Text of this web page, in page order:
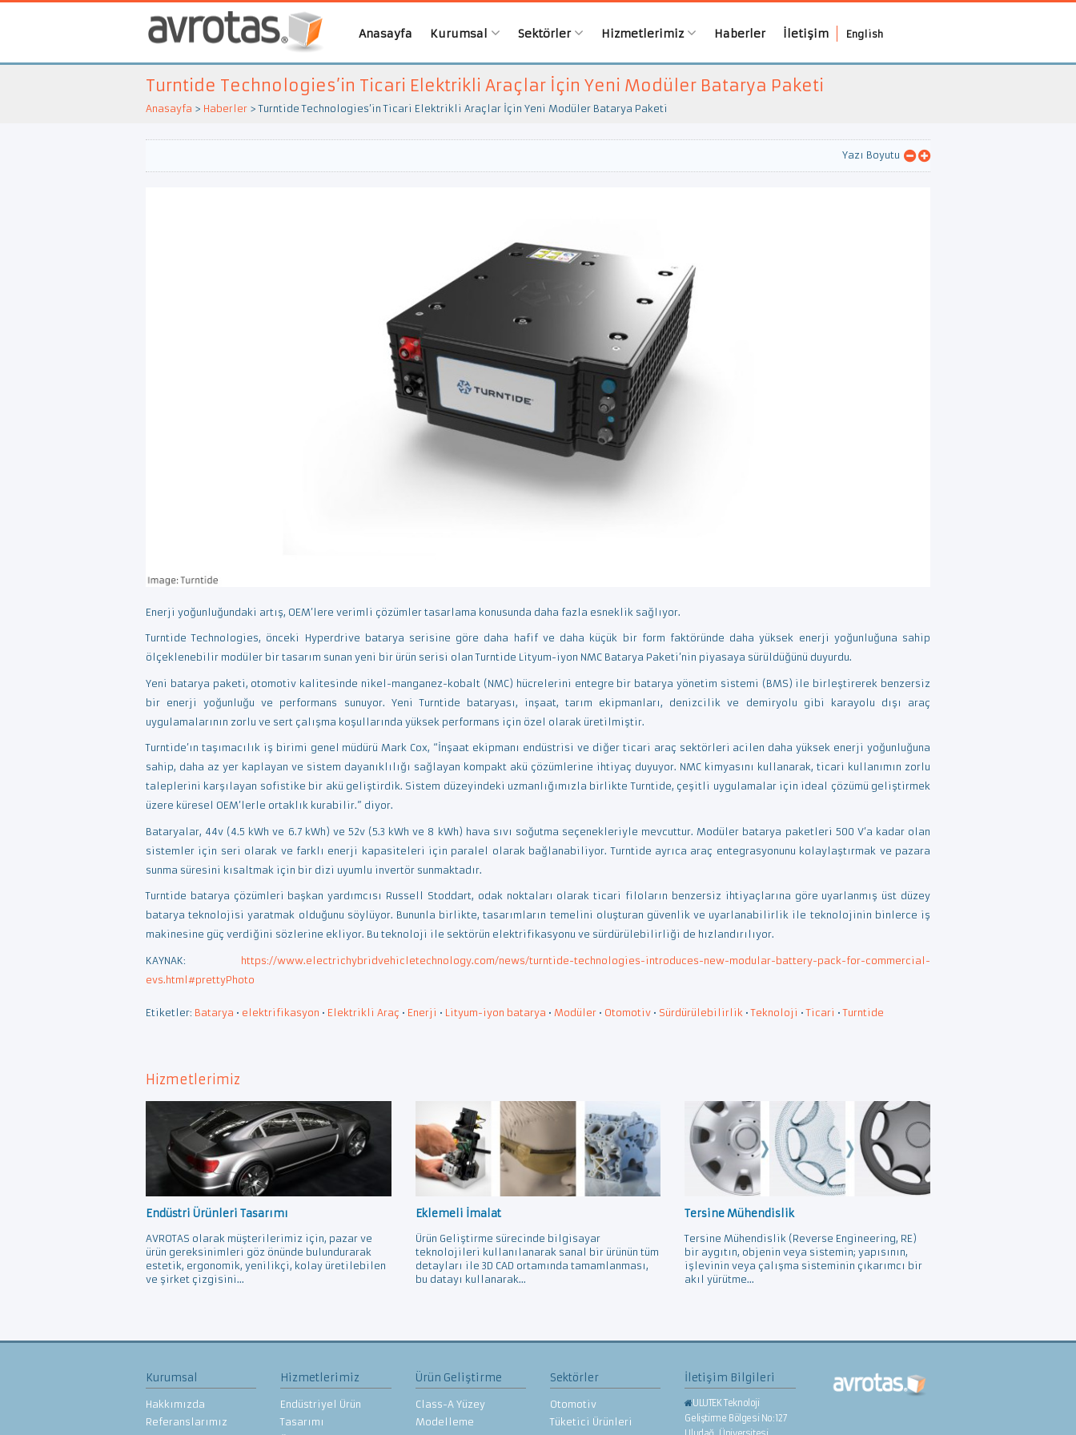
Anasayfa Kurumsal Sektörler Hizmetlerimiz Haberler İletişim English
Turntide Technologies’in Ticari Elektrikli Araçlar İçin Yeni Modüler Batarya Paketi
Anasayfa > Haberler >Turntide Technologies’in Ticari Elektrikli Araçlar İçin Yeni Modüler Batarya Paketi
Yazı Boyutu
Enerji yoğunluğundaki artış, OEM’lere verimli çözümler tasarlama konusunda daha fazla esneklik sağlıyor.
Turntide Technologies, önceki Hyperdrive batarya serisine göre daha hafif ve daha küçük bir form faktöründe daha yüksek enerji yoğunluğuna sahip
ölçeklenebilir modüler bir tasarım sunan yeni bir ürün serisi olan Turntide Lityum-iyon NMC Batarya Paketi’nin piyasaya sürüldüğünü duyurdu.
Yeni batarya paketi, otomotiv kalitesinde nikel-manganez-kobalt (NMC) hücrelerini entegre bir batarya yönetim sistemi (BMS) ile birleştirerek benzersiz
bir enerji yoğunluğu ve performans sunuyor. Yeni Turntide bataryası, inşaat, tarım ekipmanları, denizcilik ve demiryolu gibi karayolu dışı araç
uygulamalarının zorlu ve sert çalışma koşullarında yüksek performans için özel olarak üretilmiştir.
Turntide’ın taşımacılık iş birimi genel müdürü Mark Cox, “İnşaat ekipmanı endüstrisi ve diğer ticari araç sektörleri acilen daha yüksek enerji yoğunluğuna
sahip, daha az yer kaplayan ve sistem dayanıklılığı sağlayan kompakt akü çözümlerine ihtiyaç duyuyor. NMC kimyasını kullanarak, ticari kullanımın zorlu
taleplerini karşılayan sofistike bir akü geliştirdik. Sistem düzeyindeki uzmanlığımızla birlikte Turntide, çeşitli uygulamalar için ideal çözümü geliştirmek
üzere küresel OEM’lerle ortaklık kurabilir.” diyor.
Bataryalar, 44v (4.5 kWh ve 6.7 kWh) ve 52v (5.3 kWh ve 8 kWh) hava sıvı soğutma seçenekleriyle mevcuttur. Modüler batarya paketleri 500 V’a kadar olan
sistemler için seri olarak ve farklı enerji kapasiteleri için paralel olarak bağlanabiliyor. Turntide ayrıca araç entegrasyonunu kolaylaştırmak ve pazara
sunma süresini kısaltmak için bir dizi uyumlu invertör sunmaktadır.
Turntide batarya çözümleri başkan yardımcısı Russell Stoddart, odak noktaları olarak ticari filoların benzersiz ihtiyaçlarına göre uyarlanmış üst düzey
batarya teknolojisi yaratmak olduğunu söylüyor. Bununla birlikte, tasarımların temelini oluşturan güvenlik ve uyarlanabilirlik ile teknolojinin binlerce iş
makinesine güç verdiğini sözlerine ekliyor. Bu teknoloji ile sektörün elektrifikasyonu ve sürdürülebilirliği de hızlandırılıyor.
KAYNAK: https://www.electrichybridvehicletechnology.com/news/turntide-technologies-introduces-new-modular-battery-pack-for-commercial-
evs.html#prettyPhoto
Etiketler: Batarya • elektrifikasyon • Elektrikli Araç • Enerji • Lityum-iyon batarya • Modüler • Otomotiv • Sürdürülebilirlik •Teknoloji •Ticari •Turntide
Hizmetlerimiz
Endüstri Ürünleri Tasarımı
AVROTAS olarak müşterilerimiz için, pazar ve
ürün gereksinimleri göz önünde bulundurarak
estetik, ergonomik, yenilikçi, kolay üretilebilen
ve şirket çizgisini...
Eklemeli İmalat
Ürün Geliştirme sürecinde bilgisayar
teknolojileri kullanılanarak sanal bir ürünün tüm
detayları ile 3D CAD ortamında tamamlanması,
bu datayı kullanarak...
Tersine Mühendislik
Tersine Mühendislik (Reverse Engineering, RE)
bir aygıtın, objenin veya sistemin; yapısının,
işlevinin veya çalışma sisteminin çıkarımcı bir
akıl yürütme...
Kurumsal
Hakkımızda
Referanslarımız
Hizmetlerimiz
Endüstriyel Ürün
Tasarımı
Ürün Geliştirme
Class-A Yüzey
Modelleme
Sektörler
Otomotiv
Tüketici Ürünleri
İletişim Bilgileri
ULUTEK Teknoloji
Geliştirme Bölgesi No:127